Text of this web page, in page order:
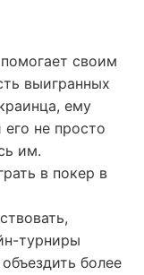
своим
выигранных
ему
не просто
им.
в покер в
турниры
более